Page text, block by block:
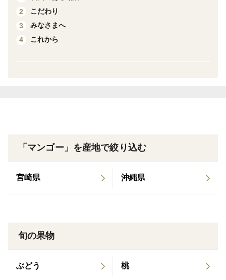
2
こだわり
3
みなさまへ
4
これから
「マンゴー」を産地で絞り込む
宮崎県 沖縄県
旬の果物
ぶどう 桃